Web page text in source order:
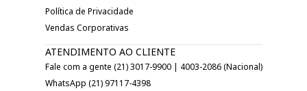
Política de Privacidade
Vendas Corporativas
ATENDIMENTO AO CLIENTE
Fale com a gente (21) 3017-9900 | 4003-2086 (Nacional)
WhatsApp (21) 97117-4398